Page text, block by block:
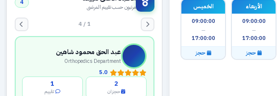
الأربعاء
09:00:00
—
17:00:00
حجز
الخميس
09:00:00
—
17:00:00
حجز
مرتبون حسب تقييم المرضى
4
1 / 4
عبد الحق محمود شاهين
Orthopedics Department
5.0
2
حجزان
1
تقييم